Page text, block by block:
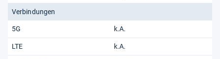
Verbindungen
5G k.A.
LTE k.A.